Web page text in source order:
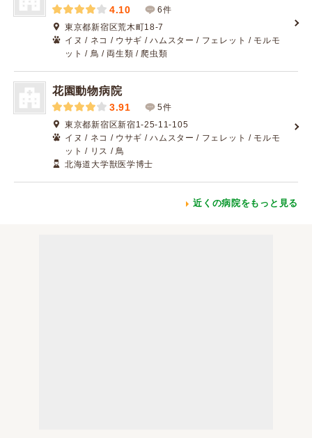
4.10
6件
東京都新宿区荒木町18-7
イヌ / ネコ / ウサギ / ハムスター / フェレット / モルモ
ット / 鳥 / 両生類 / 爬虫類
花園動物病院
3.91
5件
東京都新宿区新宿1-25-11-105
イヌ / ネコ / ウサギ / ハムスター / フェレット / モルモ
ット / リス / 鳥
北海道大学獣医学博士
近くの病院をもっと見る